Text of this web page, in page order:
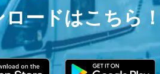
ロードはこちら